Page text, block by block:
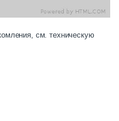
см. техническую